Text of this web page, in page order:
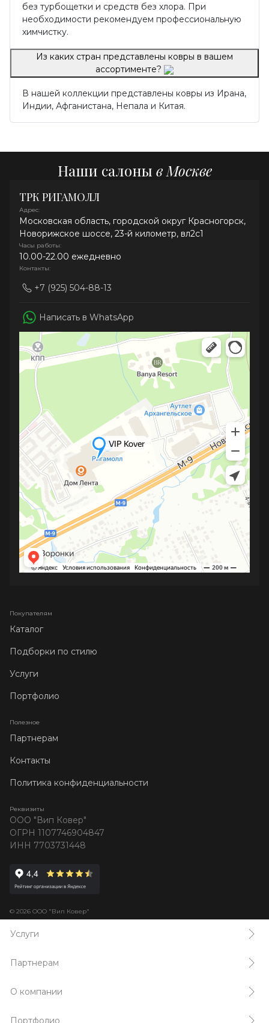
без турбощетки и средств без хлора. При
необходимости рекомендуем профессиональную
химчистку.
Из каких стран представлены ковры в вашем
ассортименте?
В нашей коллекции представлены ковры из Ирана,
Индии, Афганистана, Непала и Китая.
Наши салоны в Москве
ТРК РИГАМОЛЛ
Адрес:
Московская область, городской округ Красногорск,
Новорижское шоссе, 23-й километр, вл2с1
Часы работы:
10.00-22.00 ежедневно
Контакты:
+7 (925) 504-88-13
Написать в WhatsApp
Покупателям
Каталог
Подборки по стилю
Услуги
Портфолио
Полезное
Партнерам
Контакты
Политика конфиденциальности
Реквизиты
ООО "Вип Ковер"
ОГРН 1107746904847
ИНН 7703731448
© 2026 ООО "Вип Ковер"
Услуги
Партнерам
О компании
Портфолио